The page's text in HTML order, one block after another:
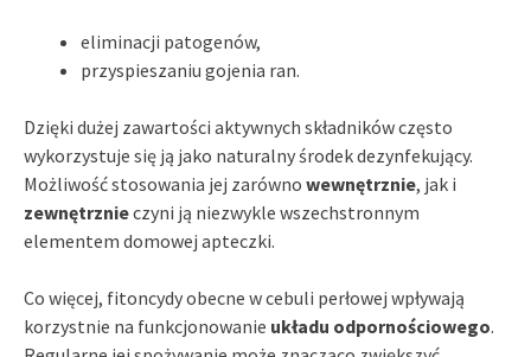
eliminacji patogenów,
przyspieszaniu gojenia ran.
Dzięki dużej zawartości aktywnych składników często
wykorzystuje się ją jako naturalny środek dezynfekujący.
Możliwość stosowania jej zarówno wewnętrznie, jak i
zewnętrznieczyni ją niezwykle wszechstronnym
elementem domowej apteczki.
Co więcej, fitoncydy obecne w cebuli perłowej wpływają
korzystnie na funkcjonowanie układu odpornościowego.